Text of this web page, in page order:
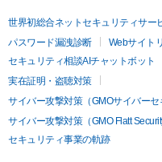
世界初総合ネットセキュリティサー
パスワード漏洩診断
Webサイト
セキュリティ相談AIチャットボット
実在証明・盗聴対策
サイバー攻撃対策（GMOサイバーセ
サイバー攻撃対策（GMO Flatt
セキュリティ事業の軌跡